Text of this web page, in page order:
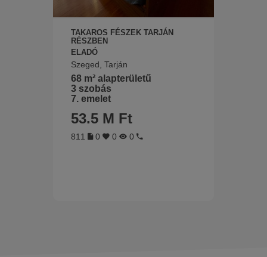
TAKAROS FÉSZEK TARJÁN
RÉSZBEN
ELADÓ
Szeged, Tarján
68 m² alapterületű
3 szobás
7. emelet
53.5 M Ft
811 0 0 0